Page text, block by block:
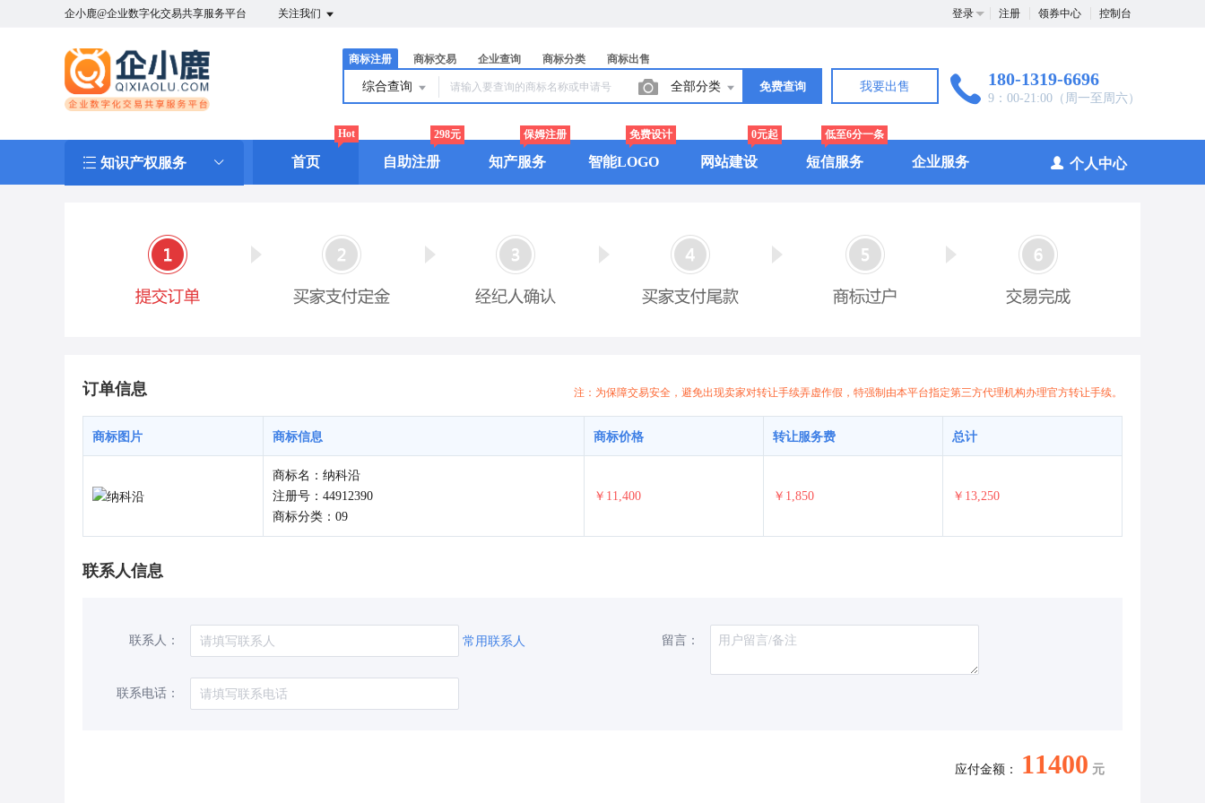
企小鹿@企业数字化交易共享服务平台 关注我们 登录 注册 领券中心 控制台
商标注册 商标交易 企业查询 商标分类 商标出售
综合查询 全部分类 免费查询 我要出售 180-1319-6696
9：00-21:00（周一至周六）
知识产权服务 首页
Hot
自助注册
298元
知产服务
保姆注册
智能LOGO
免费设计
网站建设
0元起
短信服务
低至6分一条
企业服务 个人中心
订单信息 注：为保障交易安全，避免出现卖家对转让手续弄虚作假，特强制由本平台指定第三方代理机构办理官方转让手续。
商标图片 商标信息 商标价格 转让服务费 总计
商标名：纳科沿
注册号：44912390
商标分类：09
￥11,400 ￥1,850 ￥13,250
联系人信息
联系人： 常用联系人
联系电话：
留言：
应付金额： 11400 元